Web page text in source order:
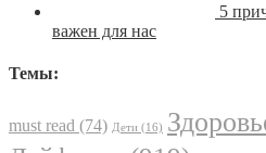
5
важен для нас
Темы:
must read (74) Дети (16)